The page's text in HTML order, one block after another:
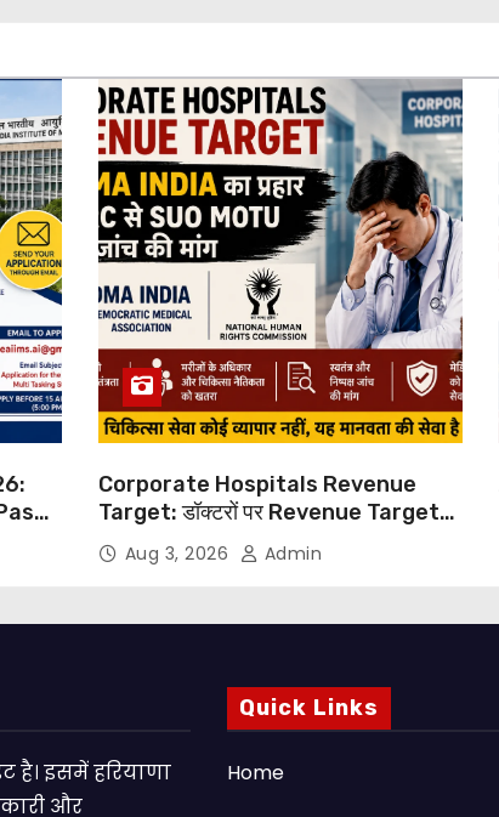
Corporate Hospitals Revenue
Target: डॉक्टरों पर Revenue Targets
थोपने के खिलाफ DMA India का बड़ा कदम,
NHRC से Suo Motu जांच की मांग
Aug 3, 2026 Admin
है। इसमें हरियाणा
और
Quick Links
Home